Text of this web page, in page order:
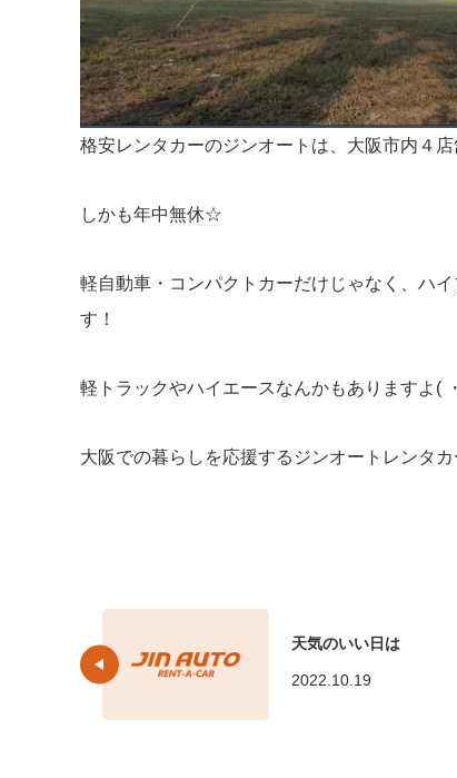
格安レンタカーのジンオートは、大阪市内４
しかも年中無休☆
軽自動車・コンパクトカーだけじゃなく、ハ
す！
軽トラックやハイエースなんかもありますよ(
大阪での暮らしを応援するジンオートレンタカ
天気のいい日は
2022.10.19